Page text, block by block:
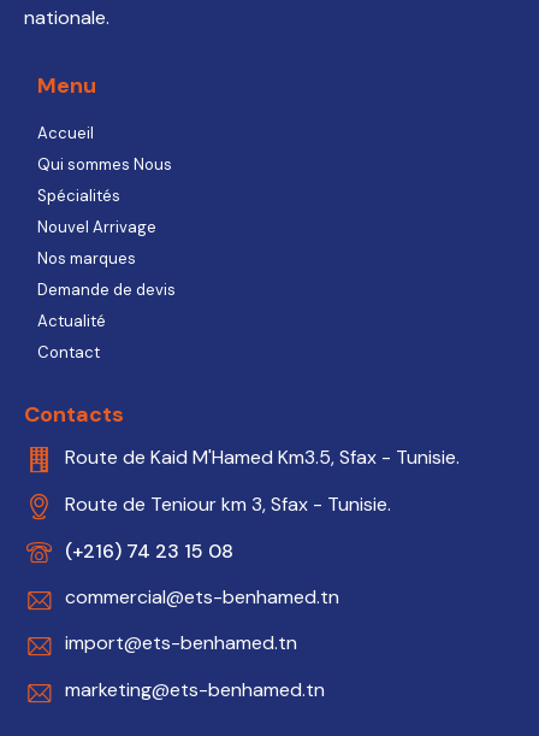
nationale.
Menu
Accueil
Qui sommes Nous
Spécialités
Nouvel Arrivage
Nos marques
Demande de devis
Actualité
Contact
Contacts
Route de Kaid M'Hamed Km3.5, Sfax - Tunisie.
Route de Teniour km 3, Sfax - Tunisie.
(+216) 74 23 15 08
commercial@ets-benhamed.tn
import@ets-benhamed.tn
marketing@ets-benhamed.tn